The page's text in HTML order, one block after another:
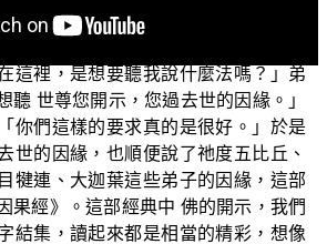
堂去聚集，在那邊討論著。佛陀本來
音，就從座位起來走到講堂，問他們
這裡，是想要聽我說什麼法嗎？」弟
聽 世尊您開示，您過去世的因緣。」
你們這樣的要求真的是很好。」於是
世的因緣，也順便說了祂度五比丘、
犍連、大迦葉這些弟子的因緣，這部
果經》。這部經典中 佛的開示，我們
結集，讀起來都是相當的精彩，想像